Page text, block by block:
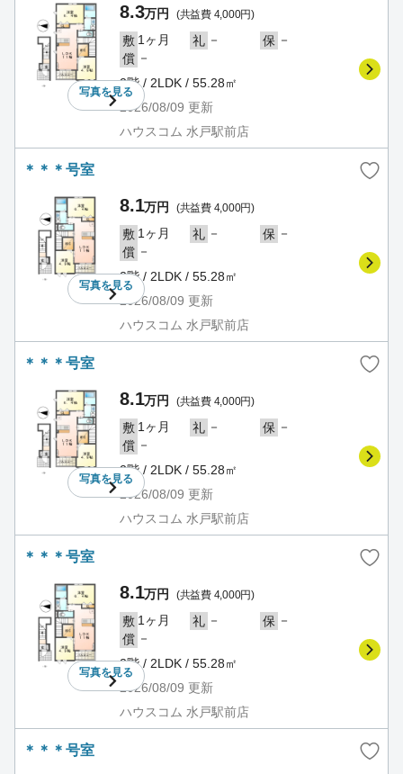
写真を見る
8.3万円 (共益費 4,000円)
敷 1ヶ月 礼 － 保 －
償 －
2階 / 2LDK / 55.28㎡
2026/08/09 更新
ハウスコム 水戸駅前店
＊＊＊号室
写真を見る
8.1万円 (共益費 4,000円)
敷 1ヶ月 礼 － 保 －
償 －
2階 / 2LDK / 55.28㎡
2026/08/09 更新
ハウスコム 水戸駅前店
＊＊＊号室
写真を見る
8.1万円 (共益費 4,000円)
敷 1ヶ月 礼 － 保 －
償 －
2階 / 2LDK / 55.28㎡
2026/08/09 更新
ハウスコム 水戸駅前店
＊＊＊号室
写真を見る
8.1万円 (共益費 4,000円)
敷 1ヶ月 礼 － 保 －
償 －
2階 / 2LDK / 55.28㎡
2026/08/09 更新
ハウスコム 水戸駅前店
＊＊＊号室